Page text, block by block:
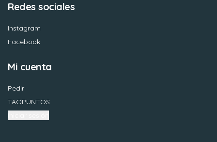
Redes sociales
Instagram
Facebook
Mi cuenta
Pedir
TAOPUNTOS